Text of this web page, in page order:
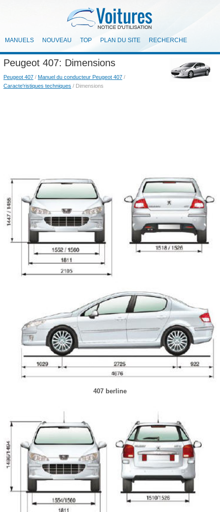
MANUELS NOUVEAU TOP PLAN DU SITE RECHERCHE
Peugeot 407: Dimensions
Peugeot 407 / Manuel du conducteur Peugeot 407 /
Caracte'ristiques techniques / Dimensions
407 berline